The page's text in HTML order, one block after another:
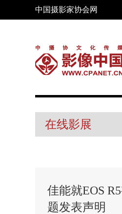
中国摄影家协会网
在线影展
佳能就EOS
题发表声明